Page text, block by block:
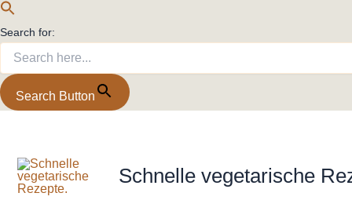
Search for:
Search Button
springen
Schnelle vegetarische